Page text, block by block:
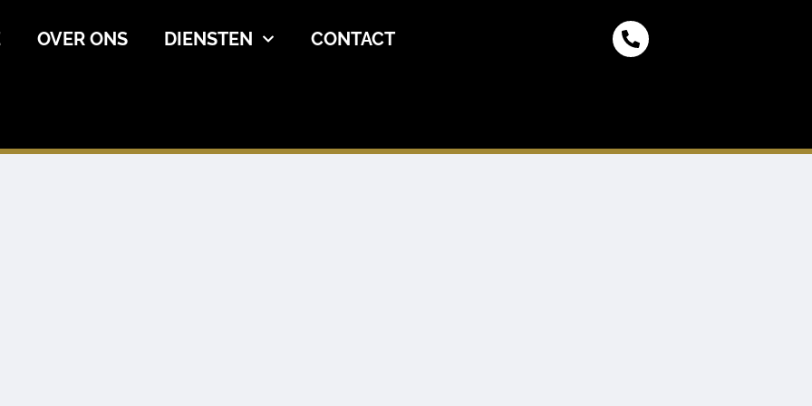
OVER ONS DIENSTEN CONTACT